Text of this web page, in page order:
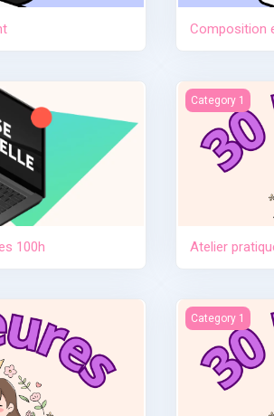
Composition
100h
100h
Atelier
Category 1
Atelier
en situation de crise Allaitement
Category 1